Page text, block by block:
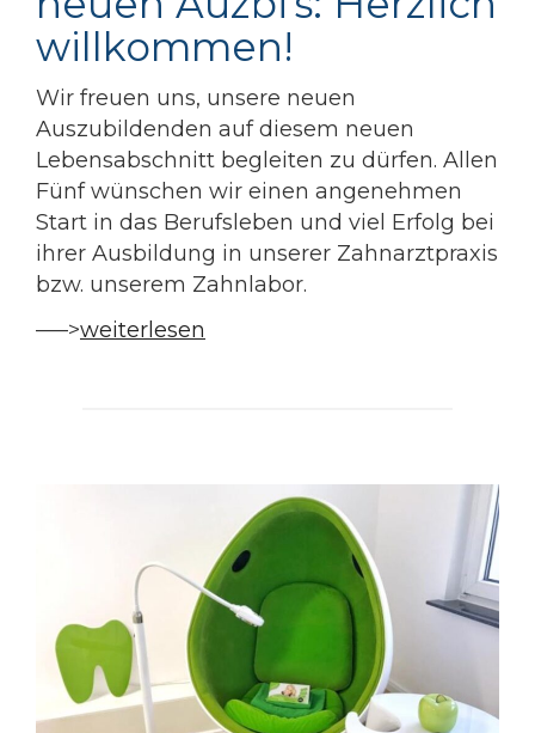
willkommen!
Wir freuen uns, unsere neuen
Auszubildenden auf diesem neuen
Lebensabschnitt begleiten zu dürfen. Allen
Fünf wünschen wir einen angenehmen
Start in das Berufsleben und viel Erfolg bei
ihrer Ausbildung in unserer Zahnarztpraxis
bzw. unserem Zahnlabor.
—–>weiterlesen